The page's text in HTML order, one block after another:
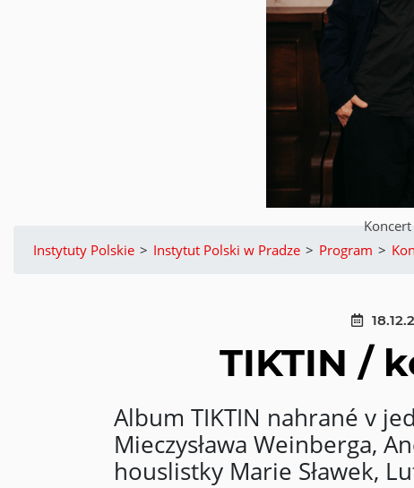
Instytuty Polskie > Instytut Polski w Pradze > Program >
TIKTIN /
Album TIKTIN nahrané v
Mieczysława Weinberga,
houslistky Marie Sławek,